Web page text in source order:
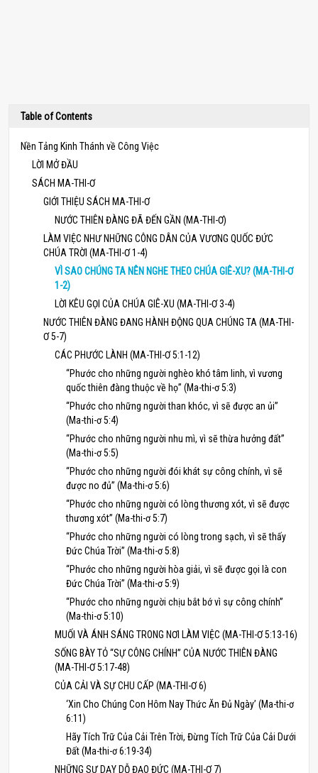
Table of Contents
Nền Tảng Kinh Thánh về Công Việc
LỜI MỞ ĐẦU
SÁCH MA-THI-Ơ
GIỚI THIỆU SÁCH MA-THI-Ơ
NƯỚC THIÊN ĐÀNG ĐÃ ĐẾN GẦN (MA-THI-Ơ)
LÀM VIỆC NHƯ NHỮNG CÔNG DÂN CỦA VƯƠNG QUỐC ĐỨC
CHÚA TRỜI (MA-THI-Ơ 1-4)
VÌ SAO CHÚNG TA NÊN NGHE THEO CHÚA GIÊ-XU? (MA-THI-Ơ
1-2)
LỜI KÊU GỌI CỦA CHÚA GIÊ-XU (MA-THI-Ơ 3-4)
NƯỚC THIÊN ĐÀNG ĐANG HÀNH ĐỘNG QUA CHÚNG TA (MA-THI-
Ơ 5-7)
CÁC PHƯỚC LÀNH (MA-THI-Ơ 5:1-12)
“Phước cho những người nghèo khó tâm linh, vì vương
quốc thiên đàng thuộc về họ” (Ma-thi-ơ 5:3)
“Phước cho những người than khóc, vì sẽ được an ủi”
(Ma-thi-ơ 5:4)
“Phước cho những người nhu mì, vì sẽ thừa hưởng đất”
(Ma-thi-ơ 5:5)
“Phước cho những người đói khát sự công chính, vì sẽ
được no đủ” (Ma-thi-ơ 5:6)
“Phước cho những người có lòng thương xót, vì sẽ được
thương xót” (Ma-thi-ơ 5:7)
“Phước cho những người có lòng trong sạch, vì sẽ thấy
Đức Chúa Trời” (Ma-thi-ơ 5:8)
“Phước cho những người hòa giải, vì sẽ được gọi là con
Đức Chúa Trời” (Ma-thi-ơ 5:9)
“Phước cho những người chịu bắt bớ vì sự công chính”
(Ma-thi-ơ 5:10)
MUỐI VÀ ÁNH SÁNG TRONG NƠI LÀM VIỆC (MA-THI-Ơ 5:13-16)
SỐNG BÀY TỎ “SỰ CÔNG CHÍNH” CỦA NƯỚC THIÊN ĐÀNG
(MA-THI-Ơ 5:17-48)
CỦA CẢI VÀ SỰ CHU CẤP (MA-THI-Ơ 6)
‘Xin Cho Chúng Con Hôm Nay Thức Ăn Đủ Ngày’ (Ma-thi-ơ
6:11)
Hãy Tích Trữ Của Cải Trên Trời, Đừng Tích Trữ Của Cải Dưới
Đất (Ma-thi-ơ 6:19-34)
NHỮNG SỰ DẠY DỖ ĐẠO ĐỨC (MA-THI-Ơ 7)